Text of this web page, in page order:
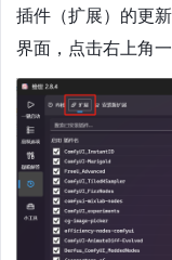
插件（扩展）的更
界面，点击右上角